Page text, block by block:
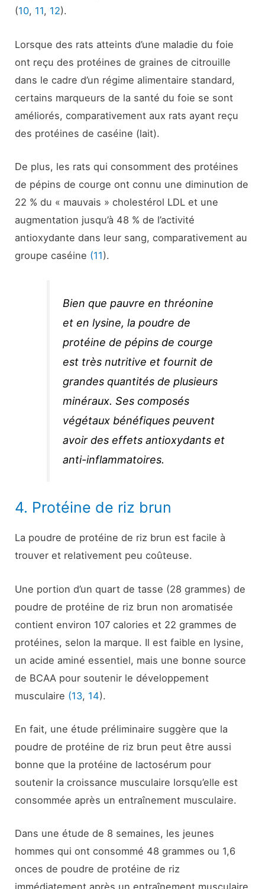
(10, 11, 12).
Lorsque des rats atteints d’une maladie du foie
ont reçu des protéines de graines de citrouille
dans le cadre d’un régime alimentaire standard,
certains marqueurs de la santé du foie se sont
améliorés, comparativement aux rats ayant reçu
des protéines de caséine (lait).
De plus, les rats qui consomment des protéines
de pépins de courge ont connu une diminution de
22 % du « mauvais » cholestérol LDL et une
augmentation jusqu’à 48 % de l’activité
antioxydante dans leur sang, comparativement au
groupe caséine (11).
Bien que pauvre en thréonine
et en lysine, la poudre de
protéine de pépins de courge
est très nutritive et fournit de
grandes quantités de plusieurs
minéraux. Ses composés
végétaux bénéfiques peuvent
avoir des effets antioxydants et
anti-inflammatoires.
4. Protéine de riz brun
La poudre de protéine de riz brun est facile à
trouver et relativement peu coûteuse.
Une portion d’un quart de tasse (28 grammes) de
poudre de protéine de riz brun non aromatisée
contient environ 107 calories et 22 grammes de
protéines, selon la marque. Il est faible en lysine,
un acide aminé essentiel, mais une bonne source
de BCAA pour soutenir le développement
musculaire (13, 14).
En fait, une étude préliminaire suggère que la
poudre de protéine de riz brun peut être aussi
bonne que la protéine de lactosérum pour
soutenir la croissance musculaire lorsqu’elle est
consommée après un entraînement musculaire.
Dans une étude de 8 semaines, les jeunes
hommes qui ont consommé 48 grammes ou 1,6
onces de poudre de protéine de riz